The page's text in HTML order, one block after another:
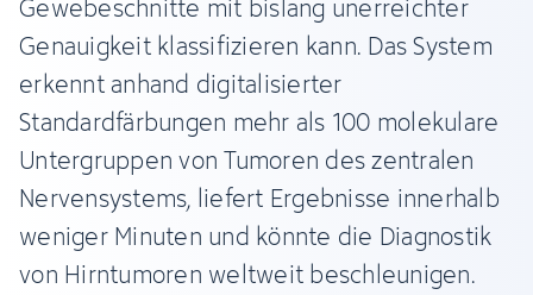
Gewebeschnitte mit bislang unerreichter
Genauigkeit klassifizieren kann. Das System
erkennt anhand digitalisierter
Standardfärbungen mehr als 100 molekulare
Untergruppen von Tumoren des zentralen
Nervensystems, liefert Ergebnisse innerhalb
weniger Minuten und könnte die Diagnostik
von Hirntumoren weltweit beschleunigen.